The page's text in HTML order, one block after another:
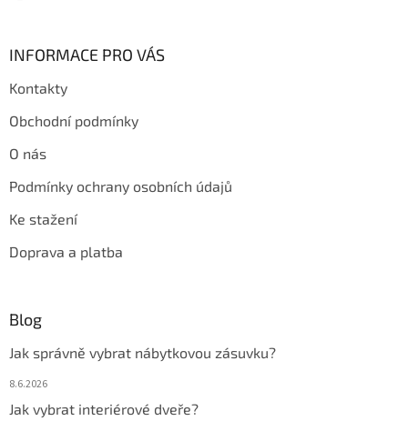
INFORMACE PRO VÁS
Kontakty
Obchodní podmínky
O nás
Podmínky ochrany osobních údajů
Ke stažení
Doprava a platba
Blog
Jak správně vybrat nábytkovou zásuvku?
8.6.2026
Jak vybrat interiérové dveře?